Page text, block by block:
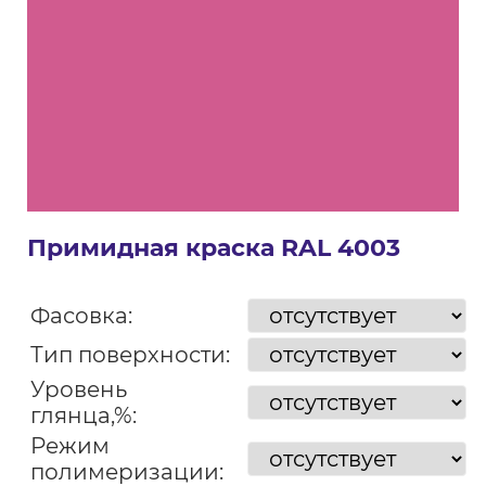
Примидная краска RAL 4003
Фасовка:
Тип поверхности:
Уровень
глянца,%:
Режим
полимеризации: